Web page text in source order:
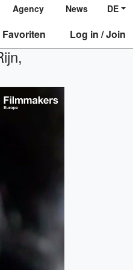
Agency News DE
Favoriten Log in / Join